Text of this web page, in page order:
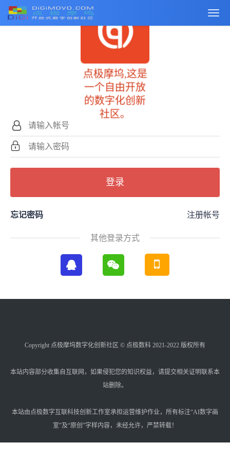
点极摩坞,这是
一个自由开放
的数字化创新
社区。
登录
忘记密码 注册帐号
其他登录方式
Copyright 点极摩坞数字化创新社区 © 点极数科 2021-2022 版权所有
本站内容部分收集自互联网，如果侵犯您的知识权益，请提交相关证明联系本
站删除。
本站由点极数字互联科技创新工作室承担运营维护作业，所有标注“AI数字画
室”及“原创”字样内容，未经允许，严禁转载！